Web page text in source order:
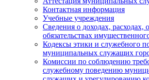
Контактная информация
Учебные учреждения
Сведения о доходах, расходах,
обязательствах
Кодексы этики и служебного
муниципальных служащих
Комиссии по соблюдению
служебному поведению